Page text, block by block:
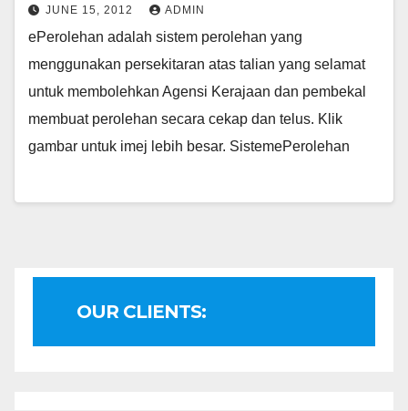
JUNE 15, 2012 ADMIN
ePerolehan adalah sistem perolehan yang
menggunakan persekitaran atas talian yang selamat
untuk membolehkan Agensi Kerajaan dan pembekal
membuat perolehan secara cekap dan telus. Klik
gambar untuk imej lebih besar. SistemePerolehan
OUR CLIENTS: